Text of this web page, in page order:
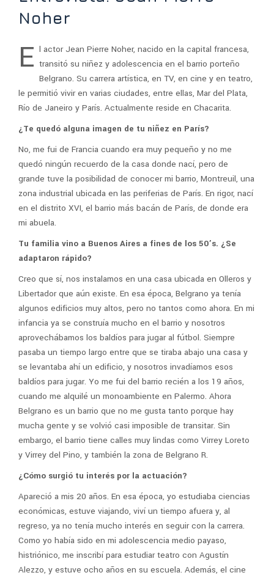
Noher
E l actor Jean Pierre Noher, nacido en la capital francesa,
transitó su niñez y adolescencia en el barrio porteño
Belgrano. Su carrera artística, en TV, en cine y en teatro,
le permitió vivir en varias ciudades, entre ellas, Mar del Plata,
Río de Janeiro y París. Actualmente reside en Chacarita.
¿Te quedó alguna imagen de tu niñez en París?
No, me fui de Francia cuando era muy pequeño y no me
quedó ningún recuerdo de la casa donde nací, pero de
grande tuve la posibilidad de conocer mi barrio, Montreuil, una
zona industrial ubicada en las periferias de París. En rigor, nací
en el distrito XVI, el barrio más bacán de París, de donde era
mi abuela.
Tu familia vino a Buenos Aires a fines de los 50’s. ¿Se
adaptaron rápido?
Creo que sí, nos instalamos en una casa ubicada en Olleros y
Libertador que aún existe. En esa época, Belgrano ya tenía
algunos edificios muy altos, pero no tantos como ahora. En mi
infancia ya se construía mucho en el barrio y nosotros
aprovechábamos los baldíos para jugar al fútbol. Siempre
pasaba un tiempo largo entre que se tiraba abajo una casa y
se levantaba ahí un edificio, y nosotros invadíamos esos
baldíos para jugar. Yo me fui del barrio recién a los 19 años,
cuando me alquilé un monoambiente en Palermo. Ahora
Belgrano es un barrio que no me gusta tanto porque hay
mucha gente y se volvió casi imposible de transitar. Sin
embargo, el barrio tiene calles muy lindas como Virrey Loreto
y Virrey del Pino, y también la zona de Belgrano R.
¿Cómo surgió tu interés por la actuación?
Apareció a mis 20 años. En esa época, yo estudiaba ciencias
económicas, estuve viajando, viví un tiempo afuera y, al
regreso, ya no tenía mucho interés en seguir con la carrera.
Como yo había sido en mi adolescencia medio payaso,
histriónico, me inscribí para estudiar teatro con Agustín
Alezzo, y estuve ocho años en su escuela. Además, el cine